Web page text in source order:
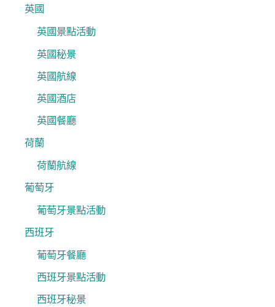
英國
英國景點活動
英國秘景
英國航線
英國酒店
英國餐廳
荷蘭
荷蘭航線
葡萄牙
葡萄牙景點活動
西班牙
葡萄牙餐廳
西班牙景點活動
西班牙秘景